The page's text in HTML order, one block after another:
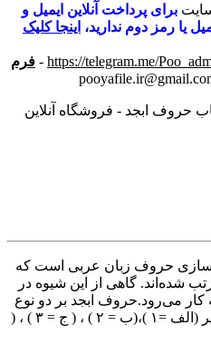
برای پرداخت آنلاین ایمیل و
یا رمز دوم ندارید، اینجا کلیک
https://telegram.me/
- فرم
حروف ابجد - فروشگاه آنلاین
حروف زبان عربی است که
شده‌اند. گاهی از این شیوه در
می‌رود.حروف ابجد بر دو نوع
صغیر و کبیر می باشد . ابجد صغیر (الف =۱ )،(ب = ۲ ) ، ( ج = ۳ ) ، (